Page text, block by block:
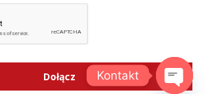
Dołącz Kontakt